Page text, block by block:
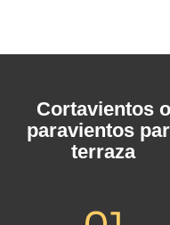
Cortavientos o
paravientos
terraza